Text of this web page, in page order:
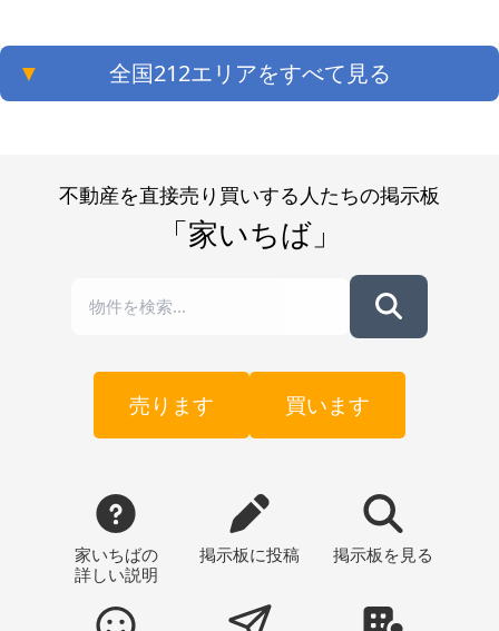
▼ 全国212エリアをすべて見る
不動産を直接売り買いする人たちの掲示板
「家いちば」
売ります 買います
家いちばの
詳しい説明
掲示板に投稿 掲示板 を見る